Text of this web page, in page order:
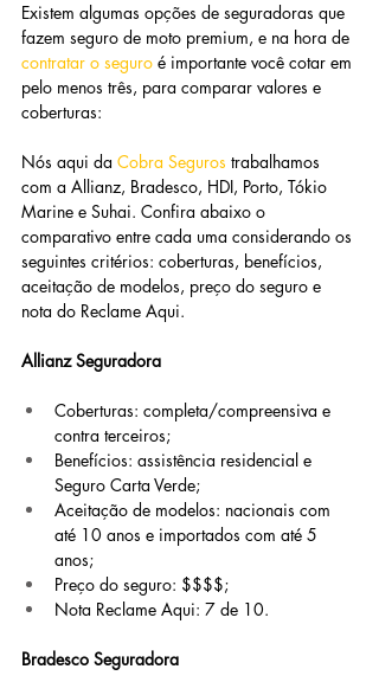
Existem algumas opções de seguradoras que
fazem seguro de moto premium, e na hora de
contratar o seguro é importante você cotar em
pelo menos três, para comparar valores e
coberturas:
Nós aqui da Cobra Seguros trabalhamos
com a Allianz, Bradesco, HDI, Porto, Tókio
Marine e Suhai. Confira abaixo o
comparativo entre cada uma considerando os
seguintes critérios: coberturas, benefícios,
aceitação de modelos, preço do seguro e
nota do Reclame Aqui.
Allianz Seguradora
Coberturas: completa/compreensiva e
contra terceiros;
Benefícios: assistência residencial e
Seguro Carta Verde;
Aceitação de modelos: nacionais com
até 10 anos e importados com até 5
anos;
Preço do seguro: $$$$;
Nota Reclame Aqui: 7 de 10.
Bradesco Seguradora